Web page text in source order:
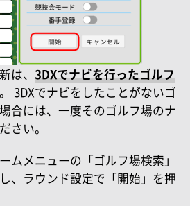
は、 3DXでナビを行ったゴルフ
3DXでナビをしたことがないゴ
合には、一度そのゴルフ場のナ
さい。
ムメニューの「ゴルフ場検索」
、ラウンド設定で「開始」を押